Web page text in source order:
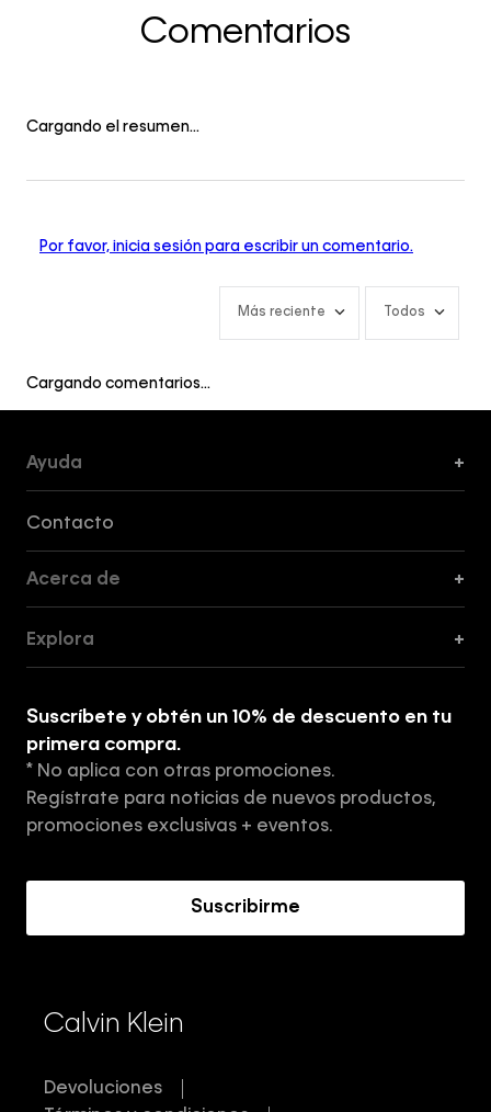
Comentarios
Cargando el resumen…
Por favor, inicia sesión para escribir un comentario.
Más reciente Todos
Cargando comentarios…
Ayuda +
Contacto
Acerca de +
Tiendas
Aviso de privacidad
Términos y Condiciones
Explora +
Suscríbete y obtén un 10% de descuento en tu
primera compra.
* No aplica con otras promociones.
Regístrate para noticias de nuevos productos,
promociones exclusivas + eventos.
Suscribirme
Calvin Klein
Devoluciones